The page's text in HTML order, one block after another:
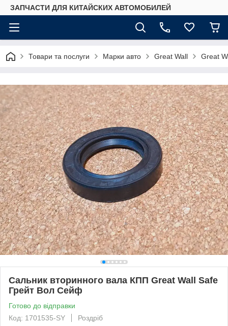
ЗАПЧАСТИ ДЛЯ КИТАЙСКИХ АВТОМОБИЛЕЙ
Товари та послуги Марки авто Great Wall Great
Сальник вторинного вала КПП Great Wall Safe
Грейт Вол Сейф
Готово до відправки
Код: 1701535-SY
Роздріб